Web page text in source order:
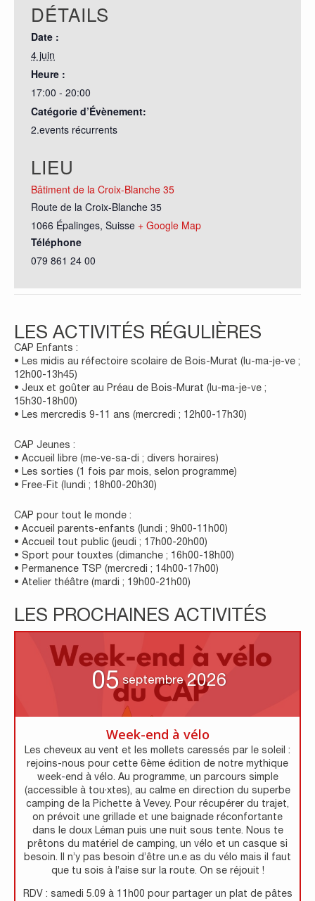
DÉTAILS
Date :
4 juin
Heure :
17:00 - 20:00
Catégorie d’Évènement:
2.events récurrents
LIEU
Bâtiment de la Croix-Blanche 35
Route de la Croix-Blanche 35
1066 Épalinges, Suisse + Google Map
Téléphone
079 861 24 00
LES ACTIVITÉS RÉGULIÈRES
CAP Enfants :
• Les midis au réfectoire scolaire de Bois-Murat (lu-ma-je-ve ;
12h00-13h45)
• Jeux et goûter au Préau de Bois-Murat (lu-ma-je-ve ;
15h30-18h00)
• Les mercredis 9-11 ans (mercredi ; 12h00-17h30)
CAP Jeunes :
• Accueil libre (me-ve-sa-di ; divers horaires)
• Les sorties (1 fois par mois, selon programme)
• Free-Fit (lundi ; 18h00-20h30)
CAP pour tout le monde :
• Accueil parents-enfants (lundi ; 9h00-11h00)
• Accueil tout public (jeudi ; 17h00-20h00)
• Sport pour touxtes (dimanche ; 16h00-18h00)
• Permanence TSP (mercredi ; 14h00-17h00)
• Atelier théâtre (mardi ; 19h00-21h00)
LES PROCHAINES ACTIVITÉS
05 septembre 2026
Week-end à vélo
Les cheveux au vent et les mollets caressés par le soleil :
rejoins-nous pour cette 6ème édition de notre mythique
week-end à vélo. Au programme, un parcours simple
(accessible à tou·xtes), au calme en direction du superbe
camping de la Pichette à Vevey. Pour récupérer du trajet,
on prévoit une grillade et une baignade réconfortante
dans le doux Léman puis une nuit sous tente. Nous te
prêtons du matériel de camping, un vélo et un casque si
besoin. Il n’y pas besoin d’être un.e as du vélo mais il faut
que tu sois à l’aise sur la route. On se réjouit !
RDV : samedi 5.09 à 11h00 pour partager un plat de pâtes